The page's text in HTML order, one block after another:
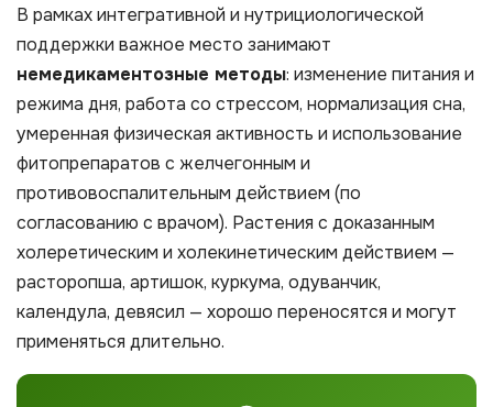
В рамках интегративной и нутрициологической
поддержки важное место занимают
немедикаментозные методы: изменение питания и
режима дня, работа со стрессом, нормализация сна,
умеренная физическая активность и использование
фитопрепаратов с желчегонным и
противовоспалительным действием (по
согласованию с врачом). Растения с доказанным
холеретическим и холекинетическим действием —
расторопша, артишок, куркума, одуванчик,
календула, девясил — хорошо переносятся и могут
применяться длительно.